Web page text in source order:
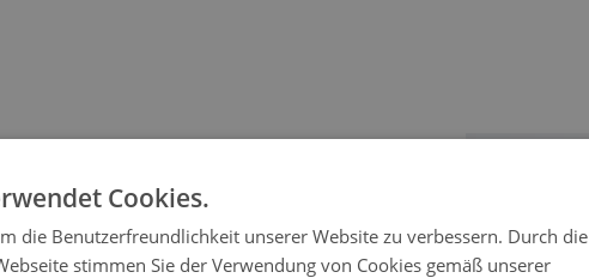
Cookies.
die Benutzerfreundlichkeit unserer Website zu verbessern. Durch die
stimmen Sie der Verwendung von Cookies gemäß unserer